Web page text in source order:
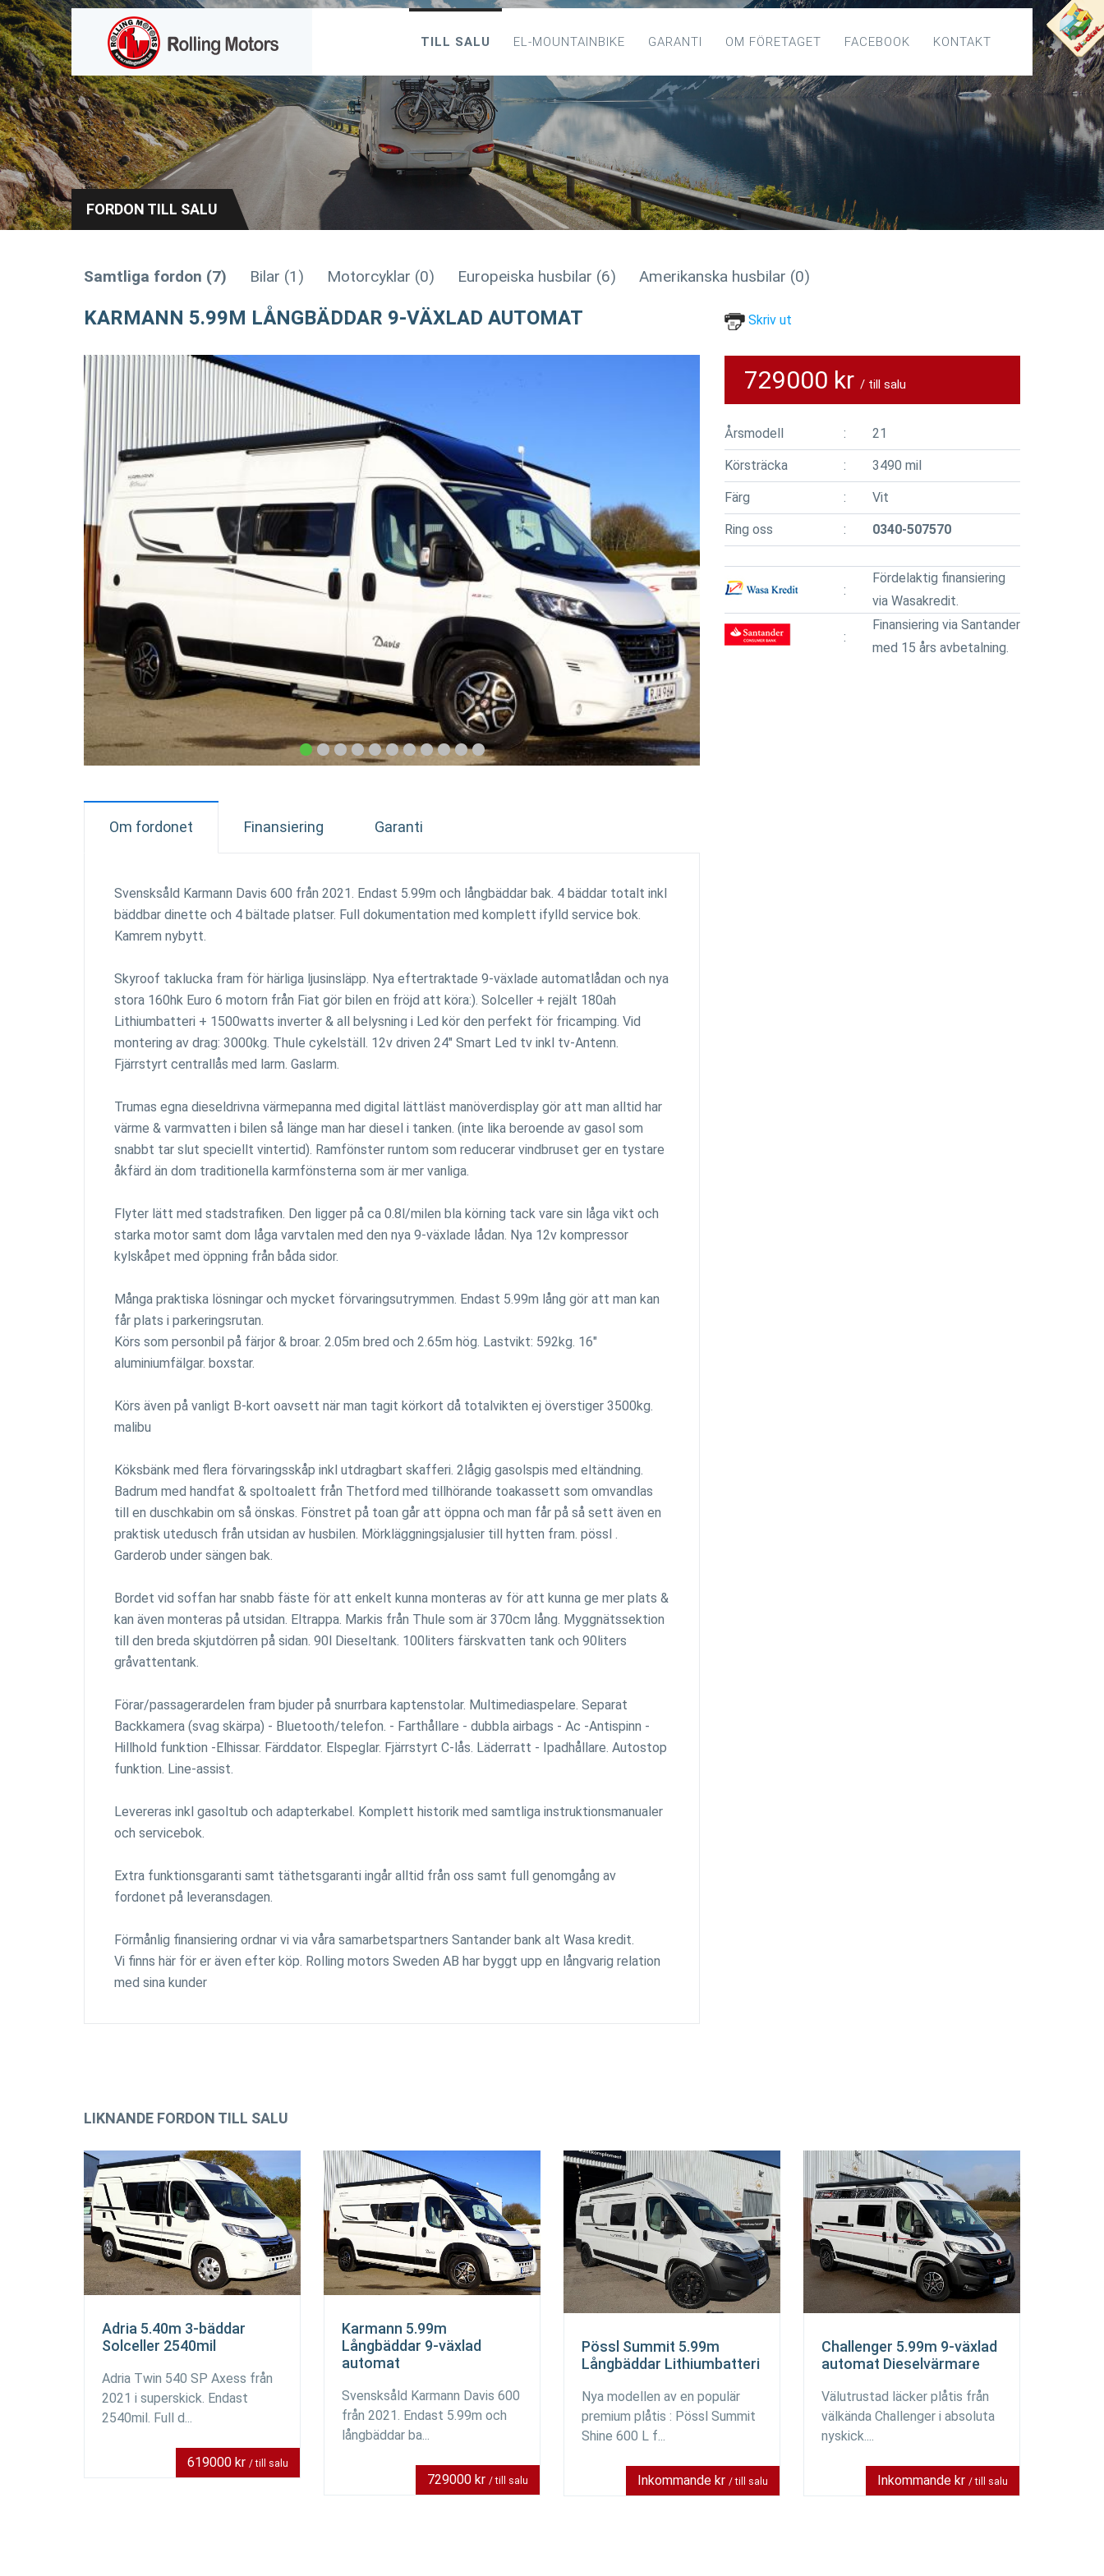
TILL SALU EL-MOUNTAINBIKE GARANTI OM FÖRETAGET FACEBOOK KONTAKT
FORDON TILL SALU
Samtliga fordon (7) Bilar (1) Motorcyklar (0) Europeiska husbilar (6) Amerikanska husbilar (0)
KARMANN 5.99M LÅNGBÄDDAR 9-VÄXLAD AUTOMAT
Om fordonet Finansiering Garanti
Svensksåld Karmann Davis 600 från 2021. Endast 5.99m och långbäddar bak. 4 bäddar totalt inkl
bäddbar dinette och 4 bältade platser. Full dokumentation med komplett ifylld service bok.
Kamrem nybytt.
Skyroof taklucka fram för härliga ljusinsläpp. Nya eftertraktade 9-växlade automatlådan och nya
stora 160hk Euro 6 motorn från Fiat gör bilen en fröjd att köra:). Solceller + rejält 180ah
Lithiumbatteri + 1500watts inverter & all belysning i Led kör den perfekt för fricamping. Vid
montering av drag: 3000kg. Thule cykelställ. 12v driven 24" Smart Led tv inkl tv-Antenn.
Fjärrstyrt centrallås med larm. Gaslarm.
Trumas egna dieseldrivna värmepanna med digital lättläst manöverdisplay gör att man alltid har
värme & varmvatten i bilen så länge man har diesel i tanken. (inte lika beroende av gasol som
snabbt tar slut speciellt vintertid). Ramfönster runtom som reducerar vindbruset ger en tystare
åkfärd än dom traditionella karmfönsterna som är mer vanliga.
Flyter lätt med stadstrafiken. Den ligger på ca 0.8l/milen bla körning tack vare sin låga vikt och
starka motor samt dom låga varvtalen med den nya 9-växlade lådan. Nya 12v kompressor
kylskåpet med öppning från båda sidor.
Många praktiska lösningar och mycket förvaringsutrymmen. Endast 5.99m lång gör att man kan
får plats i parkeringsrutan.
Körs som personbil på färjor & broar. 2.05m bred och 2.65m hög. Lastvikt: 592kg. 16"
aluminiumfälgar. boxstar.
Körs även på vanligt B-kort oavsett när man tagit körkort då totalvikten ej överstiger 3500kg.
malibu
Köksbänk med flera förvaringsskåp inkl utdragbart skafferi. 2lågig gasolspis med eltändning.
Badrum med handfat & spoltoalett från Thetford med tillhörande toakassett som omvandlas
till en duschkabin om så önskas. Fönstret på toan går att öppna och man får på så sett även en
praktisk utedusch från utsidan av husbilen. Mörkläggningsjalusier till hytten fram. pössl .
Garderob under sängen bak.
Bordet vid soffan har snabb fäste för att enkelt kunna monteras av för att kunna ge mer plats &
kan även monteras på utsidan. Eltrappa. Markis från Thule som är 370cm lång. Myggnätssektion
till den breda skjutdörren på sidan. 90l Dieseltank. 100liters färskvatten tank och 90liters
gråvattentank.
Förar/passagerardelen fram bjuder på snurrbara kaptenstolar. Multimediaspelare. Separat
Backkamera (svag skärpa) - Bluetooth/telefon. - Farthållare - dubbla airbags - Ac -Antispinn -
Hillhold funktion -Elhissar. Färddator. Elspeglar. Fjärrstyrt C-lås. Läderratt - Ipadhållare. Autostop
funktion. Line-assist.
Levereras inkl gasoltub och adapterkabel. Komplett historik med samtliga instruktionsmanualer
och servicebok.
Extra funktionsgaranti samt täthetsgaranti ingår alltid från oss samt full genomgång av
fordonet på leveransdagen.
Förmånlig finansiering ordnar vi via våra samarbetspartners Santander bank alt Wasa kredit.
Vi finns här för er även efter köp. Rolling motors Sweden AB har byggt upp en långvarig relation
med sina kunder
Skriv ut
729000 kr / till salu
Årsmodell 21
Körsträcka 3490 mil
Färg Vit
Ring oss 0340-507570
Fördelaktig finansiering
via Wasakredit.
Finansiering via Santander
med 15 års avbetalning.
LIKNANDE FORDON TILL SALU
Adria 5.40m 3-bäddar
Solceller 2540mil
Adria Twin 540 SP Axess från
2021 i superskick. Endast
2540mil. Full d...
619000 kr / till salu
Karmann 5.99m
Långbäddar 9-växlad
automat
Svensksåld Karmann Davis 600
från 2021. Endast 5.99m och
långbäddar ba...
729000 kr / till salu
Pössl Summit 5.99m
Långbäddar Lithiumbatteri
Nya modellen av en populär
premium plåtis : Pössl Summit
Shine 600 L f...
Inkommande kr / till salu
Challenger 5.99m 9-växlad
automat Dieselvärmare
Välutrustad läcker plåtis från
välkända Challenger i absoluta
nyskick....
Inkommande kr / till salu